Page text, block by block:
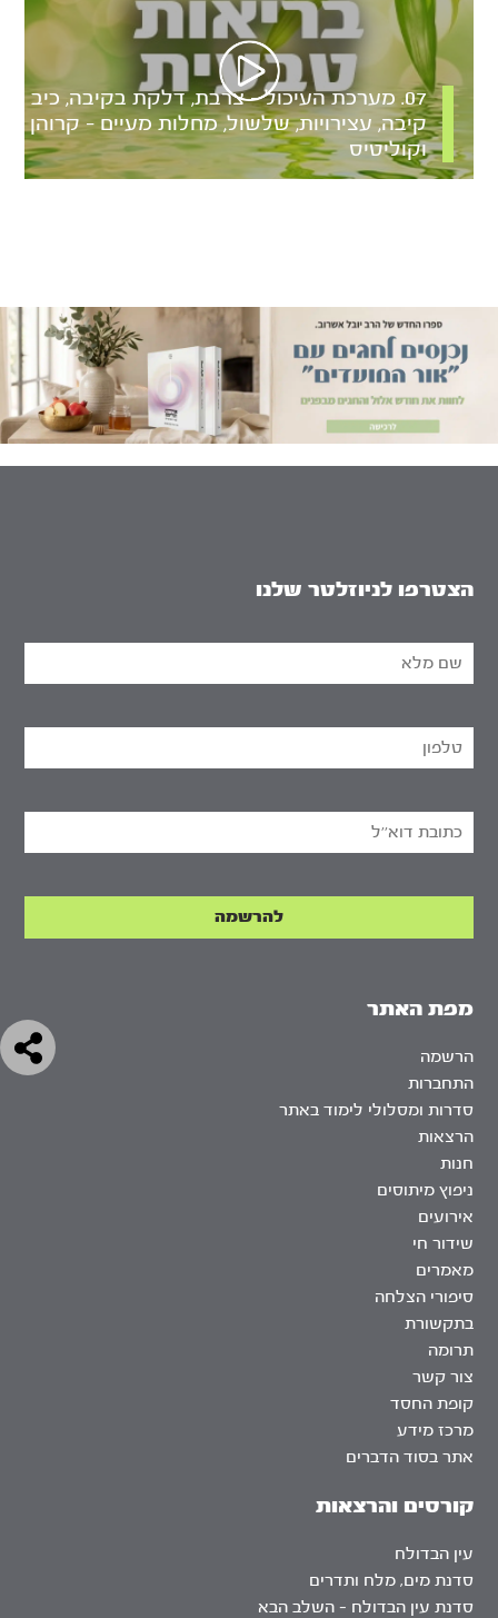
07. מערכת העיכול – צרבת, דלקת בקיבה, כיב
קיבה, עצירויות, שלשול, מחלות מעיים – קרוהן
וקוליטיס
מפת האתר
הרשמה
התחברות
סדרות ומסלולי לימוד באתר
הרצאות
חנות
ניפוץ מיתוסים
אירועים
שידור חי
מאמרים
סיפורי הצלחה
בתקשורת
תרומה
צור קשר
קופת החסד
מרכז מידע
אתר בסוד הדברים
קורסים והרצאות
עין הבדולח
סדנת מים, מלח ותדרים
סדנת עין הבדולח – השלב הבא
הצטרפו לניוזלטר שלנו